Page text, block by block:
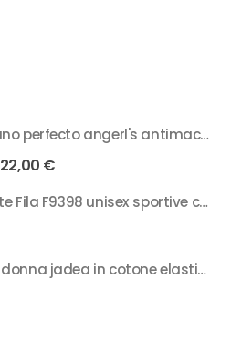
Copridivano perfecto angerl's antimacchia in tessuto bielastico 2/3/4 posti
22,00 €
Calze corte Fila F9398 unisex sportive cotone elasticizzato
Leggings donna jadea in cotone elasticizzato con fascia glitter art 4829